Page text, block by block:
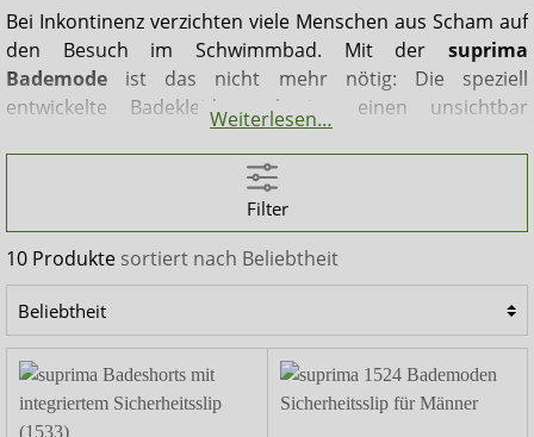
Bei Inkontinenz verzichten viele Menschen aus Scham auf
den Besuch im Schwimmbad. Mit der suprima
Bademode ist das nicht mehr nötig: Die speziell
entwickelte Badekleidung besitzt einen unsichtbar
eingearbeiteten Sicherheitsslip, dessen Material und
Verarbeitung zuverlässig verhindern, dass Urin oder Stuhl
ins Wasser gelangen. Ein Doppelsilikongummi sorgt für
sicheren Halt auf der Haut und schützt so vor
unangenehmen Situationen im Wasser – die
Hygienevorschriften bleiben eingehalten, und Betroffene
können unbesorgt baden oder schwimmen. Die
Inkontinenz-Badeanzüge und Schwimmshorts für Kinder
und Erwachsene sehen aus wie herkömmliche Bademode
und fallen optisch nicht auf. Bund und Beingummis lassen
sich bei vielen Modellen individuell anpassen.
Weiterlesen…
Filter
10 Produkte sortiert nach Beliebtheit